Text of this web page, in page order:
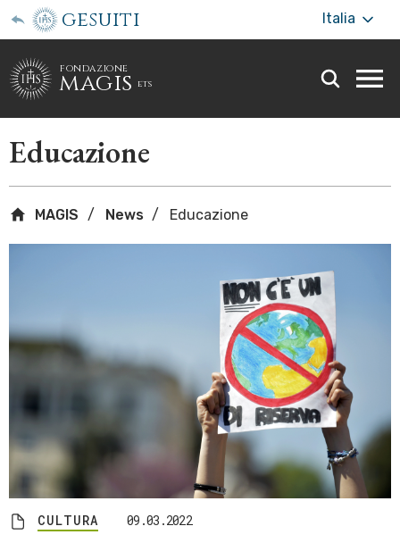
gesuiti Italia
fondazione
magis ets
Educazione
MAGIS News Educazione
CULTURA 09.03.2022